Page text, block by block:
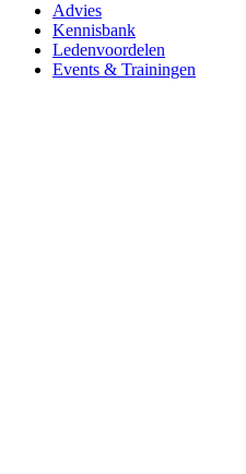
Advies
Kennisbank
Ledenvoordelen
Events & Trainingen